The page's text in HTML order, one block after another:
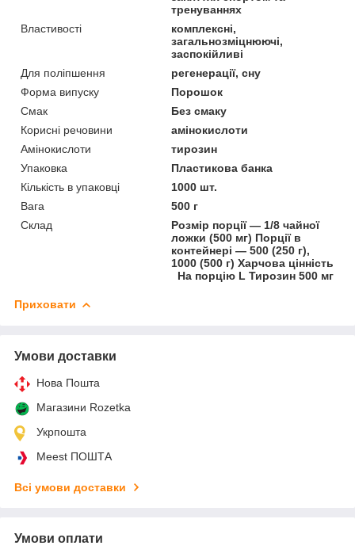
тренуваннях
Властивості
комплексні,
загальнозміцнюючі,
заспокійливі
Для поліпшення
регенерації, сну
Форма випуску
Порошок
Смак
Без смаку
Корисні речовини
амінокислоти
Амінокислоти
тирозин
Упаковка
Пластикова банка
Кількість в упаковці
1000 шт.
Вага
500 г
Склад
Розмір порції — 1/8 чайної
ложки (500 мг) Порції в
контейнері — 500 (250 г),
1000 (500 г) Харчова цінність
На порцію L Тирозин 500 мг
Приховати
Умови доставки
Нова Пошта
Магазини Rozetka
Укрпошта
Meest ПОШТА
Всі умови доставки
Умови оплати